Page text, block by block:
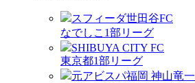
スフィーダ世田谷FC
なでしこ1部リーグ
SHIBUYA CITY FC
東京都1部リーグ
元アビスパ福岡 神山竜一